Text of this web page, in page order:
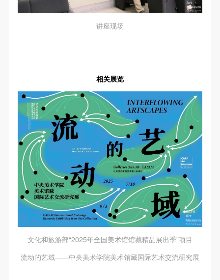
讲座现场
相关展览
文化和旅游部“2025年全国美术馆馆藏精品展出季”项目
流动的艺域——中央美术学院美术馆藏国际艺术交流研究展